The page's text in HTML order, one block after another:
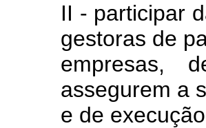
II - participar
gestoras de
empresas,
assegurem a
e de